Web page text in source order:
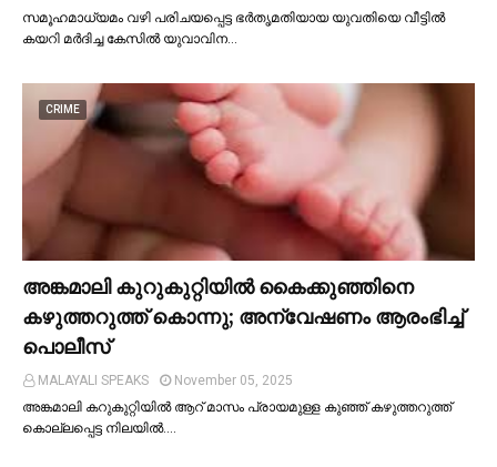
സമൂഹമാധ്യമം വഴി പരിചയപ്പെട്ട ഭർതൃമതിയായ യുവതിയെ വീട്ടില്‍
കയറി മർദിച്ച കേസില്‍ യുവാവിന…
CRIME
അങ്കമാലി കുറുകുറ്റിയില്‍ കൈക്കുഞ്ഞിനെ
കഴുത്തറുത്ത് കൊന്നു; അന്വേഷണം ആരംഭിച്ച്‌
പൊലീസ്
MALAYALI SPEAKS
November 05, 2025
അങ്കമാലി കറുകുറ്റിയില്‍ ആറ് മാസം പ്രായമുള്ള കുഞ്ഞ് കഴുത്തറുത്ത്
കൊല്ലപ്പെട്ട നിലയില്‍.…